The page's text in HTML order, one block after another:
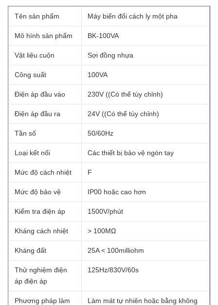
Tên sản phẩm Máy biến đổi cách ly một pha
Mô hình sản phẩm BK-100VA
Vật liệu cuộn Sợi đồng nhựa
Công suất 100VA
Điện áp đầu vào 230V ((Có thể tùy chỉnh)
Điện áp đầu ra 24V ((Có thể tùy chỉnh)
Tần số 50/60Hz
Loại kết nối Các thiết bị bảo vệ ngón tay
Mức độ cách nhiệt F
Mức độ bảo vệ IP00 hoặc cao hơn
Kiểm tra điện áp 1500V/phút
Kháng cách nhiệt > 100MΩ
Kháng đất 25A < 100milliohm
Thử nghiệm điện
áp điện áp
125Hz/830V/60s
Phương pháp làm
Làm mát tự nhiên hoặc bằng không